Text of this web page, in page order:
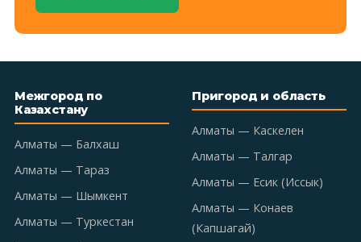
Межгород по
Казахстану
Алматы — Балхаш
Алматы — Тараз
Алматы — Шымкент
Алматы — Туркестан
Пригород и область
Алматы — Каскелен
Алматы — Талгар
Алматы — Есик (Иссык)
Алматы — Конаев
(Капшагай)